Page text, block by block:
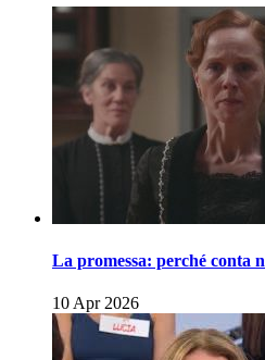
La promessa: perché conta
10 Apr 2026